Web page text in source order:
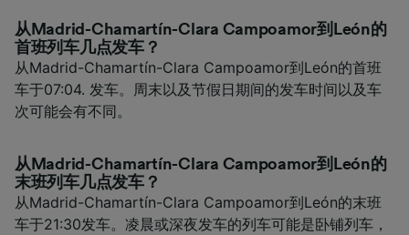
从Madrid-Chamartín-Clara Campoamor到León的
首班列车几点发车？
从Madrid-Chamartín-Clara Campoamor到León的首班
车于07:04. 发车。周末以及节假日期间的发车时间以及车
次可能会有不同。
从Madrid-Chamartín-Clara Campoamor到León的
末班列车几点发车？
从Madrid-Chamartín-Clara Campoamor到León的末班
车于21:30发车。凌晨或深夜发车的列车可能是卧铺列车，